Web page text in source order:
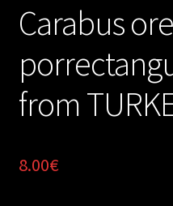
Carabus
from
8.00€